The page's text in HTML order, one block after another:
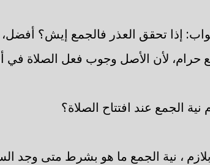
إذا تحقق العذر فالجمع إيش؟ أفضل،
حرام، لأن الأصل وجوب فعل الصلاة في
نية الجمع عند افتتاح الصلاة؟
، نية الجمع ما هو بشرط متى وجد